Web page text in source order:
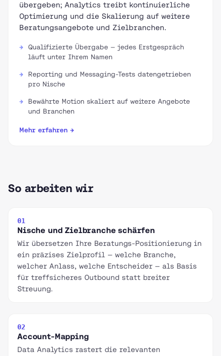
übergeben; Analytics treibt kontinuierliche
Optimierung und die Skalierung auf weitere
Beratungsangebote und Zielbranchen.
Qualifizierte Übergabe — jedes Erstgespräch
läuft unter Ihrem Namen
Reporting und Messaging-Tests datengetrieben
pro Nische
Bewährte Motion skaliert auf weitere Angebote
und Branchen
Mehr erfahren →
So arbeiten wir
01
Nische und Zielbranche schärfen
Wir übersetzen Ihre Beratungs-Positionierung in
ein präzises Zielprofil — welche Branche,
welcher Anlass, welche Entscheider — als Basis
für treffsicheres Outbound statt breiter
Streuung.
02
Account-Mapping
Data Analytics rastert die relevanten